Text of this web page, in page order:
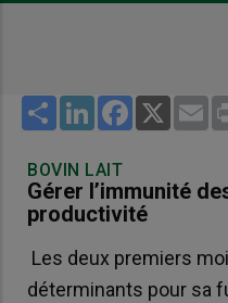
Share LinkedInFacebook
X
BOVIN LAIT
Gérer l’immunité
productivité
Les deux premiers
déterminants pour sa